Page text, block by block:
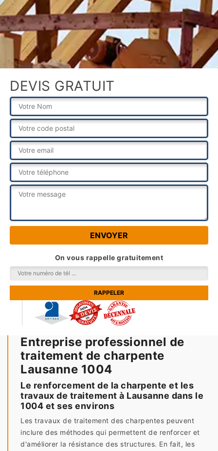
DEVIS GRATUIT
On vous rappelle gratuitement
Entreprise professionnel de
traitement de charpente
Lausanne 1004
Le renforcement de la charpente et les
travaux de traitement à Lausanne dans le
1004 et ses environs
Les travaux de traitement des charpentes peuvent
inclure des méthodes qui permettent de renforcer et
d'améliorer la résistance des structures. En fait, les